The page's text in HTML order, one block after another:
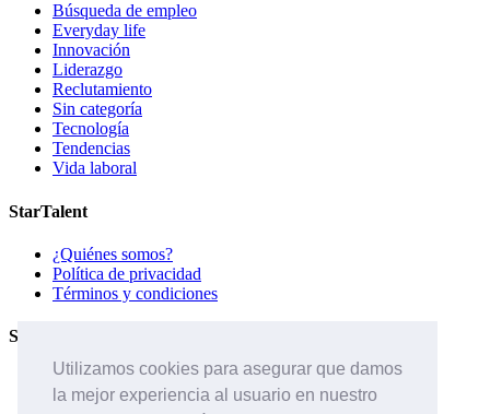
Utilizamos cookies para asegurar que damos
la mejor experiencia al usuario en nuestro
Búsqueda de empleo
Everyday life
Innovación
Liderazgo
Reclutamiento
Sin categoría
Tecnología
Tendencias
Vida laboral
StarTalent
¿Quiénes somos?
Política de privacidad
Términos y condiciones
Servicios
Páginas de carreras
Sistema ATS